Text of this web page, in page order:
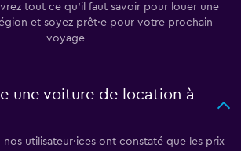
tout ce qu’il faut savoir pour louer une
et soyez prêt·e pour votre prochain
voyage
une voiture de location à
nos utilisateur·ices ont constaté que les prix